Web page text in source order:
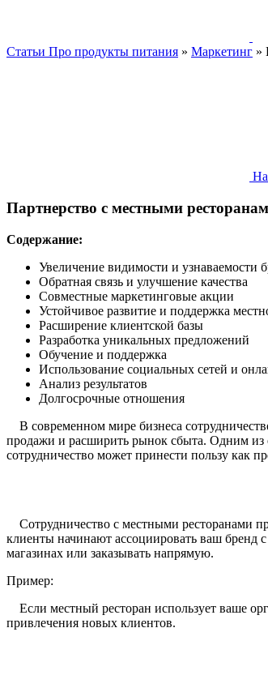
Статьи Про продукты питания » Маркетинг »
Партнерство с местными
Содержание:
Увеличение видимости и узнаваемости
Обратная связь и улучшение качества
Совместные маркетинговые акции
Устойчивое развитие и поддержка
Расширение клиентской базы
Разработка уникальных предложений
Обучение и поддержка
Использование социальных сетей и
Анализ результатов
Долгосрочные отношения
В современном мире бизнеса
продажи и расширить рынок сбыта. Одним из
сотрудничество может принести пользу как
Сотрудничество с местными ресторанами
клиенты начинают ассоциировать ваш бренд
магазинах или заказывать напрямую.
Пример:
Если местный ресторан использует ваше
привлечения новых клиентов.